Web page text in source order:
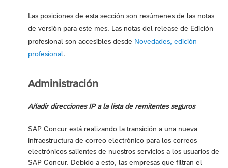
Las posiciones de esta sección son resúmenes de las notas
de versión para este mes. Las notas del release de Edición
profesional son accesibles desde Novedades, edición
profesional.
Administración
Añadir direcciones IP a la lista de remitentes seguros
SAP Concur está realizando la transición a una nueva
infraestructura de correo electrónico para los correos
electrónicos salientes de nuestros servicios a los usuarios de
SAP Concur. Debido a esto, las empresas que filtran el